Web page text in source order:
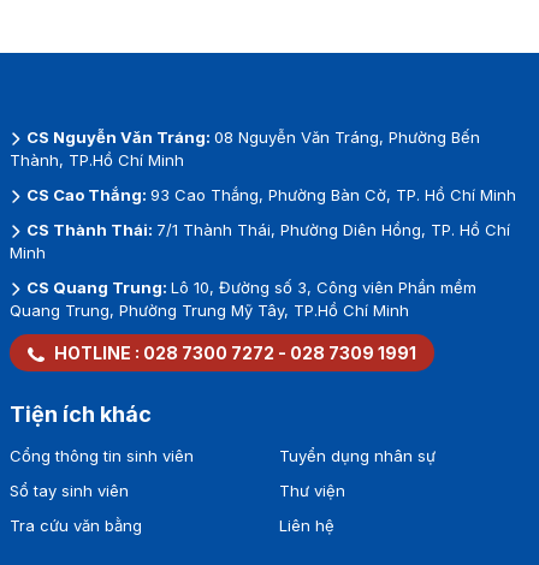
CS Nguyễn Văn Tráng: 08 Nguyễn Văn Tráng, Phường Bến
Thành, TP.Hồ Chí Minh
CS Cao Thắng: 93 Cao Thắng, Phường Bàn Cờ, TP. Hồ Chí Minh
CS Thành Thái: 7/1 Thành Thái, Phường Diên Hồng, TP. Hồ Chí
Minh
CS Quang Trung: Lô 10, Đường số 3, Công viên Phần mềm
Quang Trung, Phường Trung Mỹ Tây, TP.Hồ Chí Minh
HOTLINE : 028 7300 7272 - 028 7309 1991
Tiện ích khác
Cổng thông tin sinh viên
Sổ tay sinh viên
Tra cứu văn bằng
Tuyển dụng nhân sự
Thư viện
Liên hệ